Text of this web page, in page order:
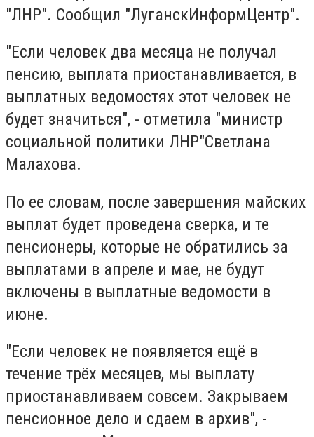
"ЛНР". Сообщил "ЛуганскИнформЦентр".
"Если человек два месяца не получал
пенсию, выплата приостанавливается, в
выплатных ведомостях этот человек не
будет значиться", - отметила "министр
социальной политики ЛНР"Светлана
Малахова.
По ее словам, после завершения майских
выплат будет проведена сверка, и те
пенсионеры, которые не обратились за
выплатами в апреле и мае, не будут
включены в выплатные ведомости в
июне.
"Если человек не появляется ещё в
течение трёх месяцев, мы выплату
приостанавливаем совсем. Закрываем
пенсионное дело и сдаем в архив", -